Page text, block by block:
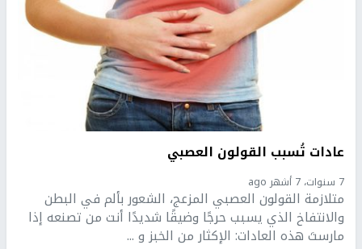
عادات تُسبب القولون العصبي
7 سنوات، 7 أشهر ago
متلازمة القولون العصبي المزعج، الشعور بألم في البطن
والانتفاخ الذي يسبب حرجًا وضيقًا شديدًا أنت من تصنعه إذا
مارستَ هذه العادات: الإكثار من الخبز و ...